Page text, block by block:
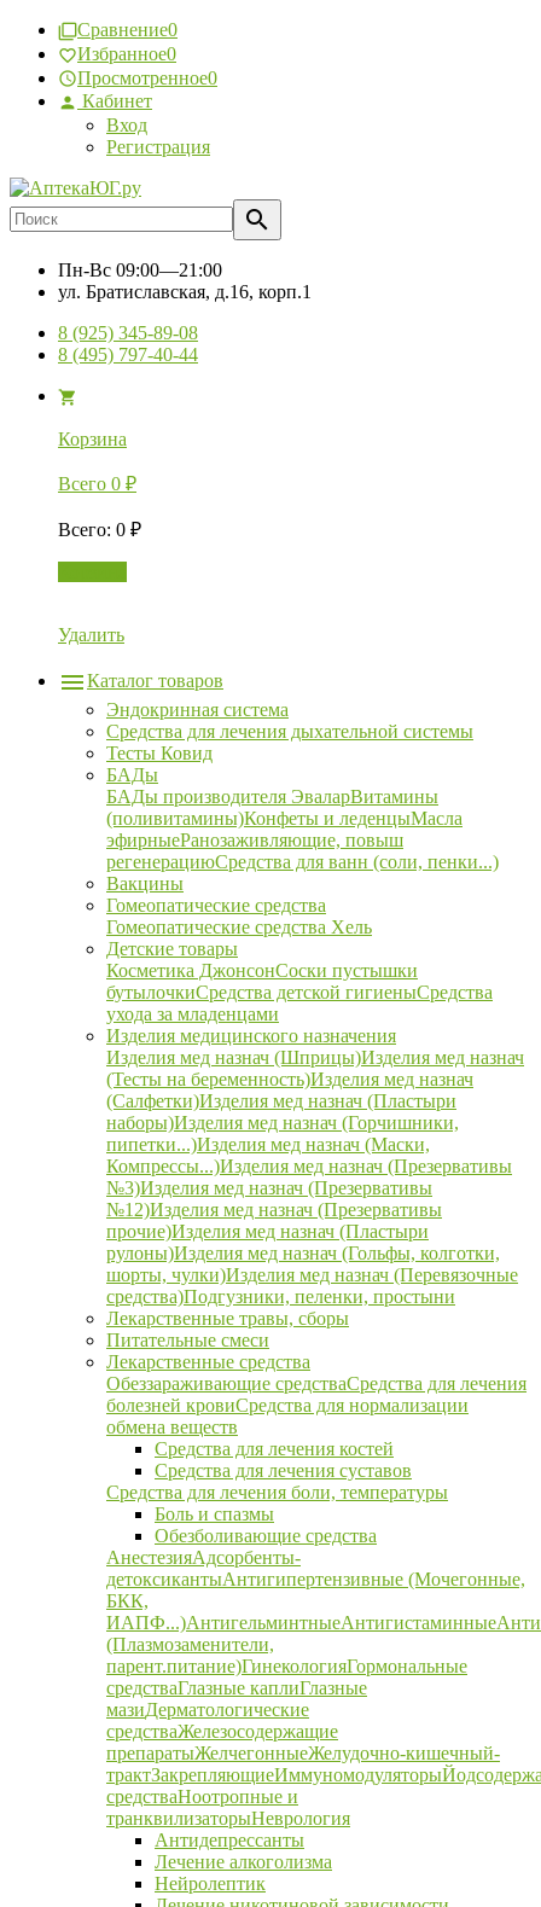
Сравнение0
Избранное0
Просмотренное0
Кабинет
Вход
Регистрация
Пн-Вс 09:00—21:00
ул. Братиславская, д.16, корп.1
8 (925) 345-89-08
8 (495) 797-40-44
Корзина
Всего 0 ₽
Всего: 0 ₽
Удалить
Каталог товаров
Эндокринная система
Средства для лечения дыхательной системы
Тесты Ковид
БАДы
БАДы производителя ЭваларВитамины
(поливитамины)Конфеты и леденцыМасла
эфирныеРанозаживляющие, повыш
регенерациюСредства для ванн (соли, пенки...)
Вакцины
Гомеопатические средства
Гомеопатические средства Хель
Детские товары
Косметика ДжонсонСоски пустышки
бутылочкиСредства детской гигиеныСредства
ухода за младенцами
Изделия медицинского назначения
Изделия мед назнач (Шприцы)Изделия мед назнач
(Тесты на беременность)Изделия мед назнач
(Салфетки)Изделия мед назнач (Пластыри
наборы)Изделия мед назнач (Горчишники,
пипетки...)Изделия мед назнач (Маски,
Компрессы...)Изделия мед назнач (Презервативы
№3)Изделия мед назнач (Презервативы
№12)Изделия мед назнач (Презервативы
прочие)Изделия мед назнач (Пластыри
рулоны)Изделия мед назнач (Гольфы, колготки,
шорты, чулки)Изделия мед назнач (Перевязочные
средства)Подгузники, пеленки, простыни
Лекарственные травы, сборы
Питательные смеси
Лекарственные средства
Обеззараживающие средстваСредства для лечения
болезней кровиСредства для нормализации
обмена веществ
Средства для лечения костей
Средства для лечения суставов
Средства для лечения боли, температуры
Боль и спазмы
Обезболивающие средства
АнестезияАдсорбенты-
детоксикантыАнтигипертензивные (Мочегонные,
БКК,
ИАПФ...)АнтигельминтныеАнтигистаминные
(Плазмозаменители,
парент.питание)ГинекологияГормональные
средстваГлазные каплиГлазные
мазиДерматологические
средстваЖелезосодержащие
препаратыЖелчегонныеЖелудочно-кишечный-
трактЗакрепляющиеИммуномодуляторы
средстваНоотропные и
транквилизаторыНеврология
Антидепрессанты
Лечение алкоголизма
Нейролептик